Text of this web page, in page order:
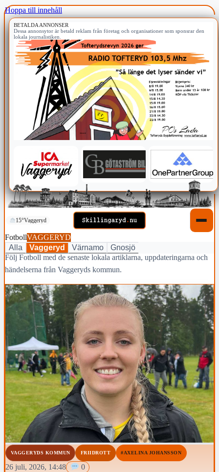
Hoppa till innehåll
BETALDA ANNONSER
Dessa annonsytor är betald reklam från företag och organisationer som sponsrar den
lokala journalistiken.
15°Vaggeryd
FotbollVAGGERYD
Alla
Vaggeryd Värnamo
Gnosjö
Följ Fotboll med de senaste lokala artiklarna, uppdateringarna och
händelserna från Vaggeryds kommun.
VAGGERYDS KOMMUN FRIIDROTT #AXELINA JOHANSSON
26 juli, 2026, 14:48 0